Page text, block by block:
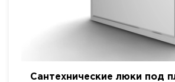
Сантехнические люки под